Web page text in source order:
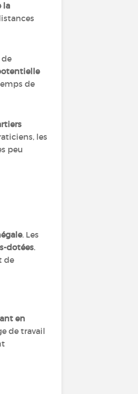
la
de
de
les
peu
. Les
dotées.
de
en
de travail